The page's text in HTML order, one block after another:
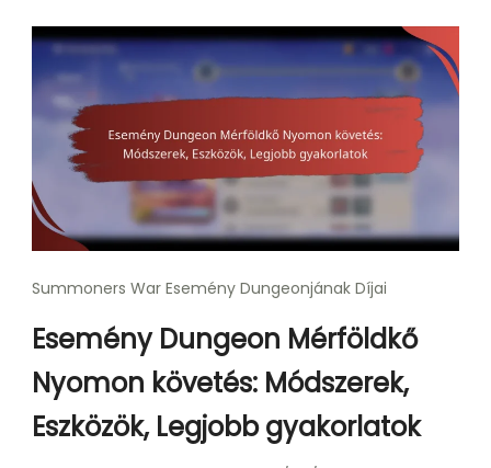
Summoners War Esemény Dungeonjának Díjai
Esemény Dungeon Mérföldkő
Nyomon követés: Módszerek,
Eszközök, Legjobb gyakorlatok